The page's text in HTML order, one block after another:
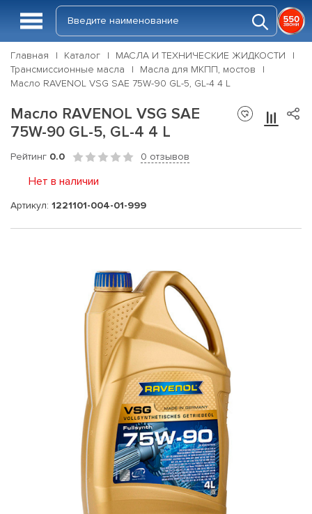
Главная Каталог
МАСЛА И ТЕХНИЧЕСКИЕ ЖИДКОСТИ
Трансмиссионные масла
Масла для МКПП, мостов
Масло RAVENOL VSG SAE 75W-90 GL-5, GL-4 4 L
Масло RAVENOL VSG SAE
75W-90 GL-5, GL-4 4 L
Рейтинг 0.0 0 отзывов
Нет в наличии
Артикул: 1221101-004-01-999